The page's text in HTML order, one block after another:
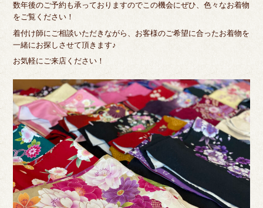
数年後のご予約も承っておりますのでこの機会にぜひ、色々なお着物
をご覧ください！
着付け師にご相談いただきながら、お客様のご希望に合ったお着物を
一緒にお探しさせて頂きます♪
お気軽にご来店ください！